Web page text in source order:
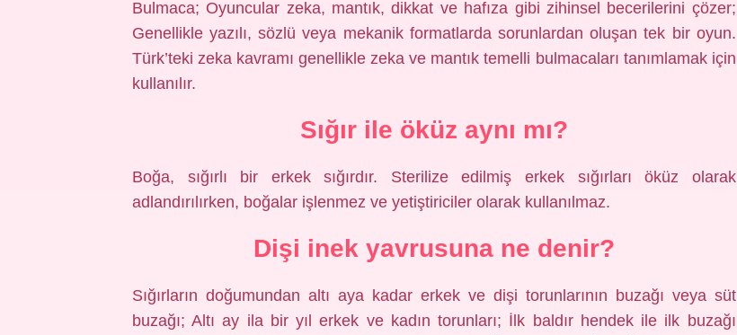
Bulmaca; Oyuncular zeka, mantık, dikkat ve hafıza gibi zihinsel becerilerini çözer;
Genellikle yazılı, sözlü veya mekanik formatlarda sorunlardan oluşan tek bir oyun.
Türk’teki zeka kavramı genellikle zeka ve mantık temelli bulmacaları tanımlamak için
kullanılır.
Sığır ile öküz aynı mı?
Boğa, sığırlı bir erkek sığırdır. Sterilize edilmiş erkek sığırları öküz olarak
adlandırılırken, boğalar işlenmez ve yetiştiriciler olarak kullanılmaz.
Dişi inek yavrusuna ne denir?
Sığırların doğumundan altı aya kadar erkek ve dişi torunlarının buzağı veya süt
buzağı; Altı ay ila bir yıl erkek ve kadın torunları; İlk baldır hendek ile ilk buzağı